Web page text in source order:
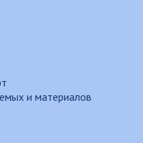
и материалов